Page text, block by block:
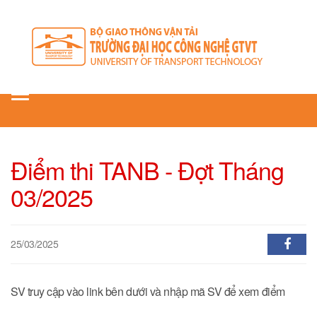
Toggle
Điểm thi TANB - Đợt Tháng
03/2025
25/03/2025
SV truy cập vào link bên dưới và nhập mã SV để xem điểm